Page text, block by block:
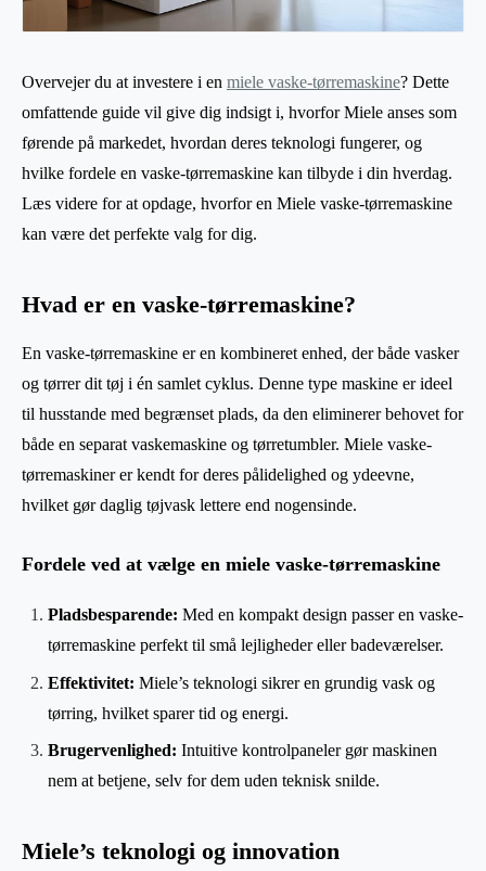
Overvejer du at investere i en miele vaske-tørremaskine? Dette
omfattende guide vil give dig indsigt i, hvorfor Miele anses som
førende på markedet, hvordan deres teknologi fungerer, og
hvilke fordele en vaske-tørremaskine kan tilbyde i din hverdag.
Læs videre for at opdage, hvorfor en Miele vaske-tørremaskine
kan være det perfekte valg for dig.
Hvad er en vaske-tørremaskine?
En vaske-tørremaskine er en kombineret enhed, der både vasker
og tørrer dit tøj i én samlet cyklus. Denne type maskine er ideel
til husstande med begrænset plads, da den eliminerer behovet for
både en separat vaskemaskine og tørretumbler. Miele vaske-
tørremaskiner er kendt for deres pålidelighed og ydeevne,
hvilket gør daglig tøjvask lettere end nogensinde.
Fordele ved at vælge en miele vaske-tørremaskine
Pladsbesparende: Med en kompakt design passer en vaske-
tørremaskine perfekt til små lejligheder eller badeværelser.
Effektivitet: Miele’s teknologi sikrer en grundig vask og
tørring, hvilket sparer tid og energi.
Brugervenlighed: Intuitive kontrolpaneler gør maskinen
nem at betjene, selv for dem uden teknisk snilde.
Miele’s teknologi og innovation